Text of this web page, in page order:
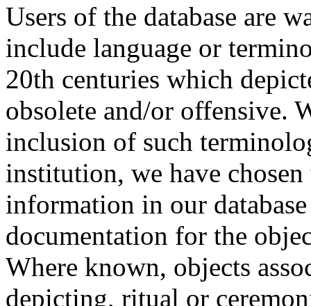
Users of the database are
include language or
20th centuries which
obsolete and/or offensive.
inclusion of such
institution, we have
information in our
documentation for the
Where known, objects
depicting, ritual or